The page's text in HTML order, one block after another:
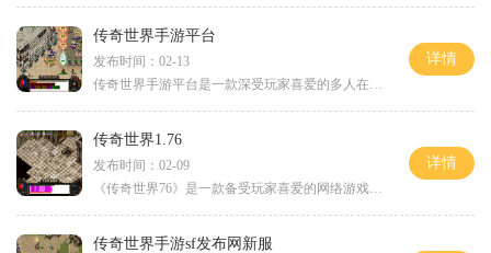
传奇世界手游平台
发布时间：02-13
传奇世界手游平台是一款深受玩家喜爱的多人在线角色扮演游戏。游戏中玩家可以选择不同的职业并组队冒险，探索广阔的游戏世界。本文将介绍传奇世界手游平台的具体玩法，让玩家
详情
传奇世界1.76
发布时间：02-09
《传奇世界76》是一款备受玩家喜爱的网络游戏。游戏以仙侠题材为背景，拥有精美细致的画面和丰富多样的玩法，让玩家沉浸于一个充满挑战和冒险的世界中。值得一提的是《传奇世界
详情
传奇世界手游sf发布网新服